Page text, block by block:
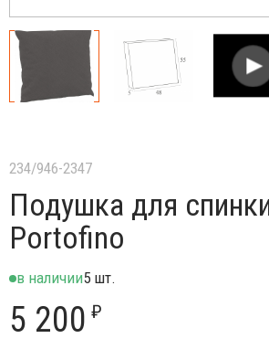
234/946-2347
Подушка для
Portofino
в наличии5 шт.
5 200 ₽